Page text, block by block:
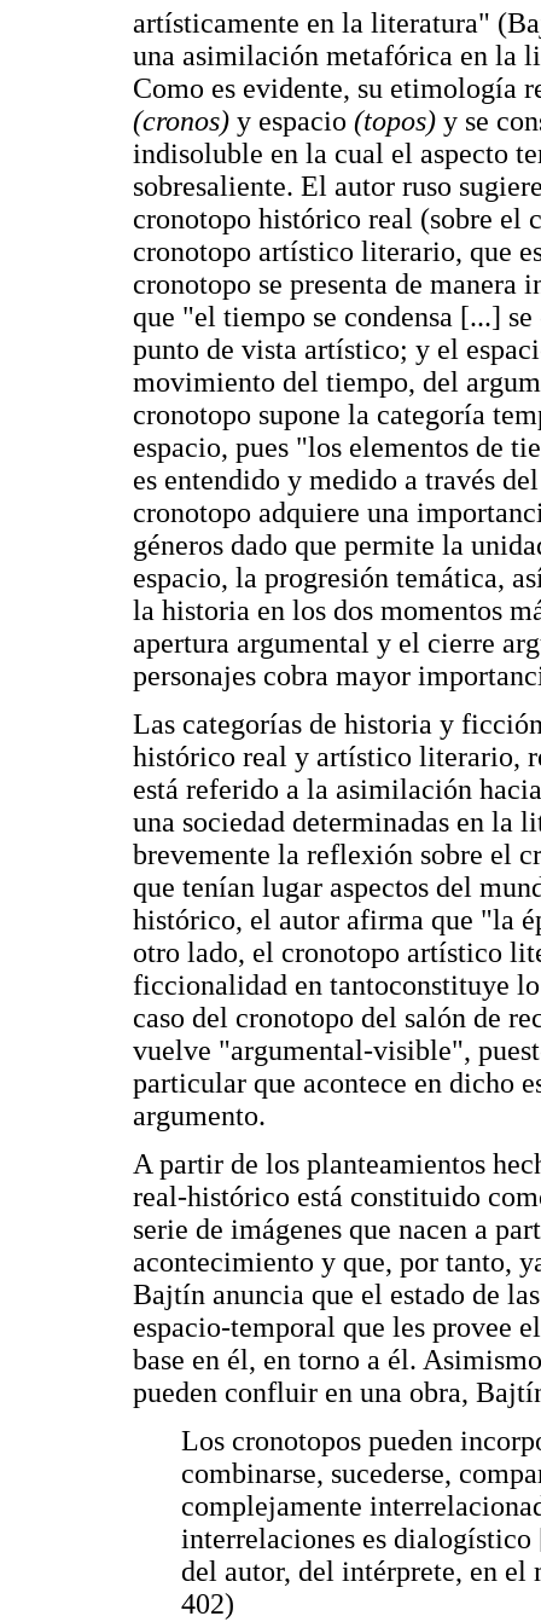
artísticamente en la literatura"
una asimilación metafórica en la
Como es evidente, su etimología
(cronos) y espacio (topos) y se
indisoluble en la cual el aspecto
sobresaliente. El autor ruso
cronotopo histórico real (sobre
cronotopo artístico literario, que
cronotopo se presenta de
que "el tiempo se condensa [...]
punto de vista artístico; y el
movimiento del tiempo, del
cronotopo supone la categoría
espacio, pues "los elementos de
es entendido y medido a través
cronotopo adquiere una
géneros dado que permite la
espacio, la progresión temática,
la historia en los dos momentos
apertura argumental y el cierre
personajes cobra mayor
Las categorías de historia y
histórico real y artístico literario,
está referido a la asimilación
una sociedad determinadas en la
brevemente la reflexión sobre el
que tenían lugar aspectos del
histórico, el autor afirma que "la
otro lado, el cronotopo artístico
ficcionalidad en tantoconstituye
caso del cronotopo del salón de
vuelve "argumental-visible",
particular que acontece en dicho
argumento.
A partir de los planteamientos
real-histórico está constituido
serie de imágenes que nacen a
acontecimiento y que, por tanto,
Bajtín anuncia que el estado de
espacio-temporal que les provee
base en él, en torno a él.
pueden confluir en una obra,
Los cronotopos pueden
combinarse, sucederse,
complejamente
interrelaciones es
del autor, del intérprete, en el
402)